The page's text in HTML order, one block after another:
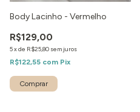
Body Lacinho - Vermelho
R$129,00
5xde R$25,80 sem juros
R$122,55 com Pix